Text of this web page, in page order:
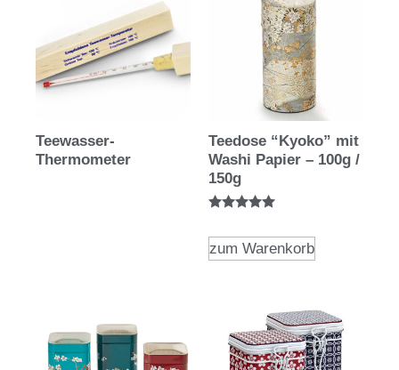
Teewasser-
Thermometer
Teedose “Kyoko” mit
Washi Papier – 100g /
150g
von 5
zum Warenkorb